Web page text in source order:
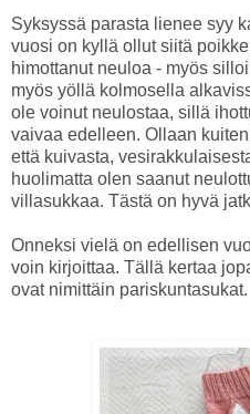
Syksyssä parasta lienee syy
vuosi on kyllä ollut siitä
himottanut neuloa - myös
myös yöllä kolmosella
ole voinut neulostaa, sillä
vaivaa edelleen. Ollaan
että kuivasta,
huolimatta olen saanut
villasukkaa. Tästä on hyvä
Onneksi vielä on edellisen
voin kirjoittaa. Tällä kertaa
ovat nimittäin pariskuntasukat.